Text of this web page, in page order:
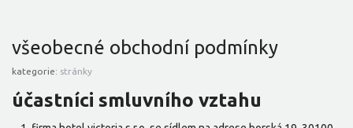
všeobecné obchodní podmínky
kategorie: stránky
účastníci smluvního vztahu